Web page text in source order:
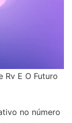
Rv E O Futuro
no número